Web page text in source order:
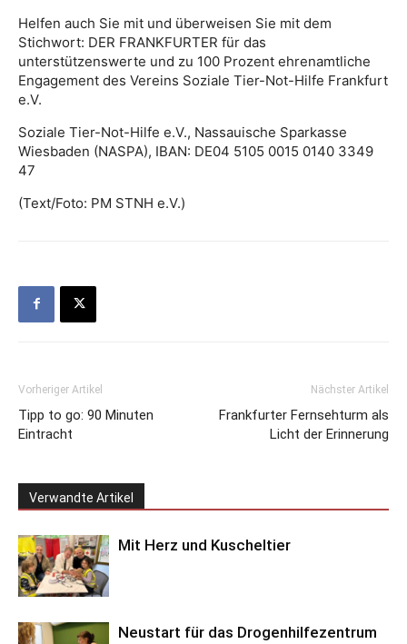
Helfen auch Sie mit und überweisen Sie mit dem
Stichwort: DER FRANKFURTER für das
unterstützenswerte und zu 100 Prozent ehrenamtliche
Engagement des Vereins Soziale Tier-Not-Hilfe Frankfurt
e.V.
Soziale Tier-Not-Hilfe e.V., Nassauische Sparkasse
Wiesbaden (NASPA), IBAN: DE04 5105 0015 0140 3349
47
(Text/Foto: PM STNH e.V.)
Vorheriger Artikel
Tipp to go: 90 Minuten
Eintracht
Nächster Artikel
Frankfurter Fernsehturm als
Licht der Erinnerung
Verwandte Artikel
Mit Herz und Kuscheltier
Neustart für das Drogenhilfezentrum